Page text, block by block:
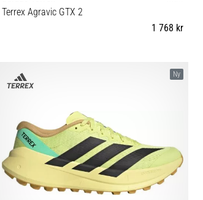
Terrex Agravic GTX 2
1 768 kr
40⅔ 41⅓ 42 42⅔ 43⅓ 44 44⅔ 45⅓ 46 46⅔ 47⅓
Ny